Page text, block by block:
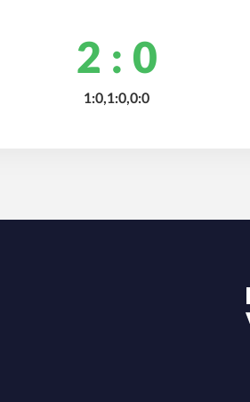
2 : 0
1:0,1:0,0:0